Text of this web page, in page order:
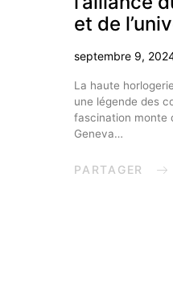
et de
septembre 9,
La haute
une légende des
fascination monte
Geneva…
PARTAGER